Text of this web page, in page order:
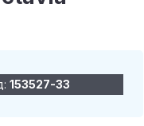
153527-33